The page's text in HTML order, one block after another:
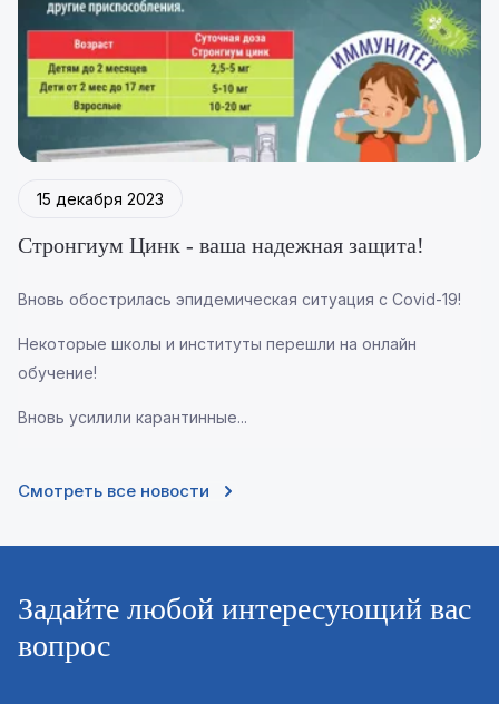
15 декабря 2023
Стронгиум Цинк - ваша надежная защита!
Вновь обострилась эпидемическая ситуация с Covid-19!
Некоторые школы и институты перешли на онлайн
обучение!
Вновь усилили карантинные...
Смотреть все новости
Задайте любой интересующий вас
вопрос